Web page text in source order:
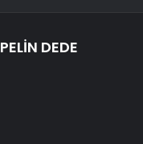
PELİN DEDE